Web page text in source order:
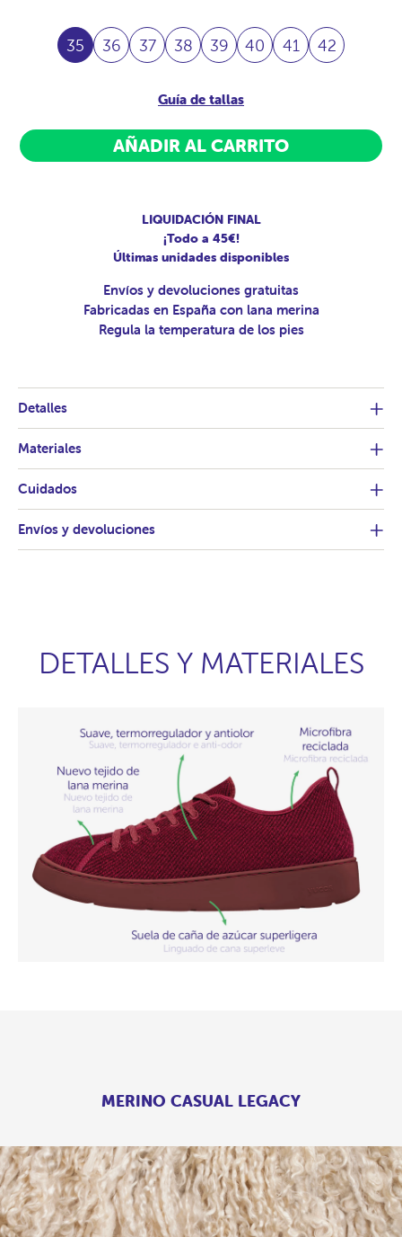
35 36 37 38 39 40 41 42
Guía de tallas
AÑADIR AL CARRITO
LIQUIDACIÓN FINAL
¡Todo a 45€!
Últimas unidades disponibles
Envíos y devoluciones gratuitas
Fabricadas en España con lana merina
Regula la temperatura de los pies
Detalles
Materiales
Cuidados
Envíos y devoluciones
DETALLES Y MATERIALES
MERINO CASUAL LEGACY